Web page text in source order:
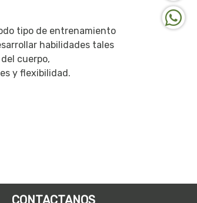
tipo de entrenamiento
habilidades tales
cuerpo,
y flexibilidad.